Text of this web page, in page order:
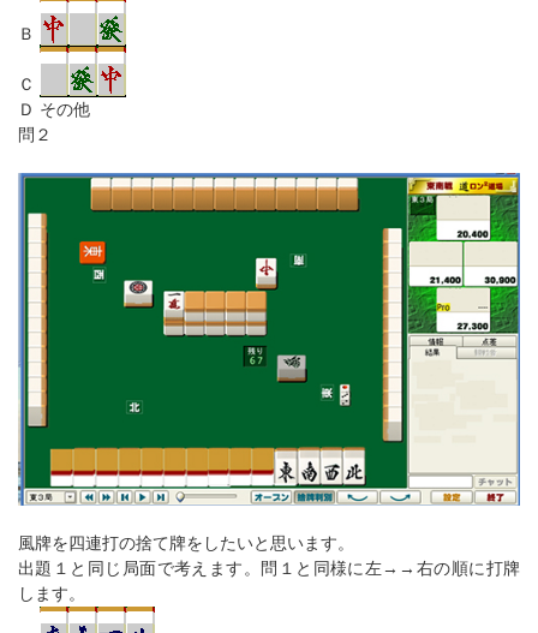
Ｂ
Ｃ
Ｄ その他
問２
風牌を四連打の捨て牌をしたいと思います。
出題１と同じ局面で考えます。問１と同様に左→→右の順に打牌
します。